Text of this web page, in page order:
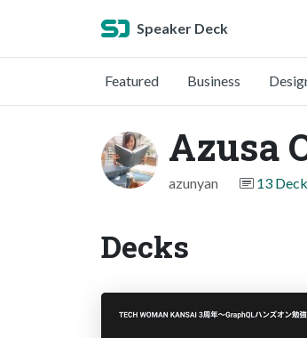
Speaker Deck
Featured Business
Azusa
azunyan 13
Decks